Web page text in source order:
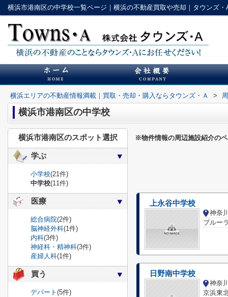
横浜市港南区の中学校一覧ページ｜横浜の不動産買取や売却｜タウンズ・
横浜エリアの不動産情報満載｜買取・売却・購入ならタウンズ・Ａ >
横浜市港南区の中学校
※物件情報の周辺施設紹介の
上永谷中学校
ブルー
日野南中学校
京浜東
横浜市港南区のスポット選択
学ぶ
小学校(21件)
中学校(11件)
医療
総合病院(2件)
脳神経外科(1件)
内科(3件)
神経科・精神科(3件)
産婦人科(1件)
買う
デパート (5件)